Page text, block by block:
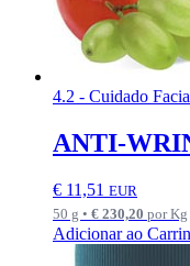
4.2 - Cuidado
ANTI-
€ 11,51 EUR
50 g • € 230,20 por Kg
Adicionar ao